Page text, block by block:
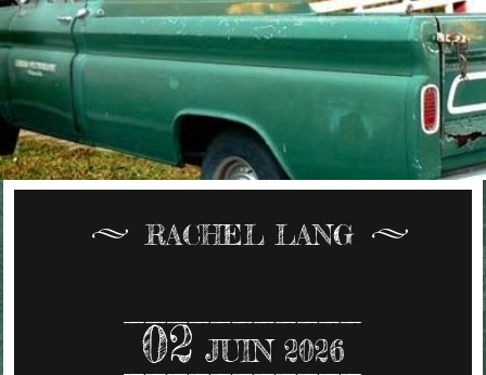
RACHEL LANG
02 JUIN 2026